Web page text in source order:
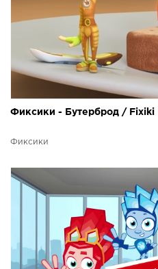
Фиксики - Бутерброд / Fixiki
Фиксики